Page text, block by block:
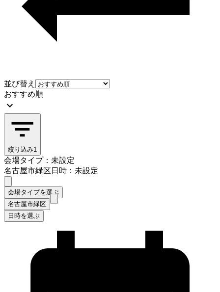
並び替え
おすすめ順
絞り込み1
会場タイプ：未設定
名古屋市緑区日時：未設定
会場タイプを選ぶ
名古屋市緑区
日時を選ぶ